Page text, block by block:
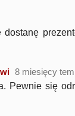
dostanę
8 miesięcy
Pewnie się